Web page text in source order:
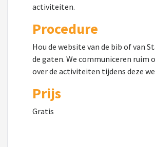
activiteiten.
Procedure
Hou de website van de bib of van
de gaten. We communiceren ruim
over de activiteiten tijdens deze
Prijs
Gratis